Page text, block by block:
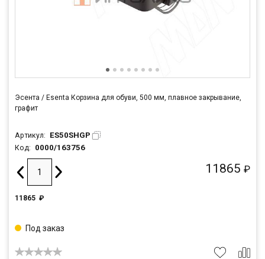
Эсента / Esenta Корзина для обуви, 500 мм, плавное закрывание,
графит
Артикул: ES50SHGP
Код: 0000/163756
11865 ₽
11865 ₽
Под заказ